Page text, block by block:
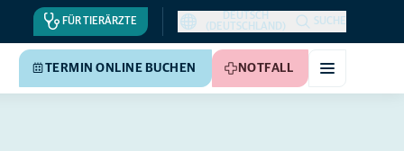
FÜR TIERÄRZTE
DEUTSCH
(DEUTSCHLAND)
SUCHE
TERMIN ONLINE BUCHEN NOTFALL